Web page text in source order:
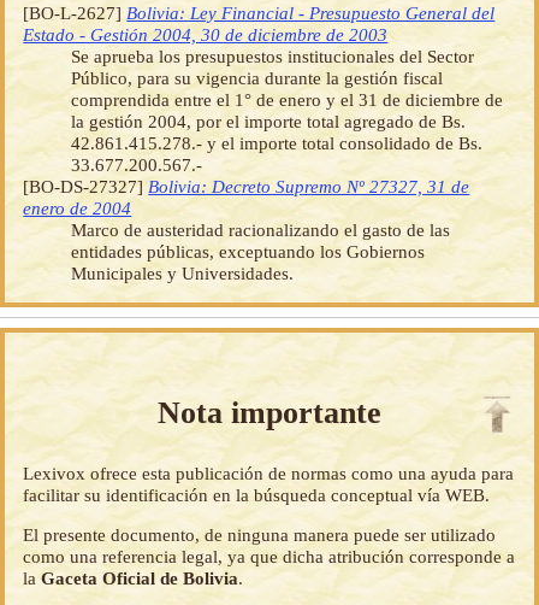
[BO-L-2627] Bolivia: Ley Financial - Presupuesto General del
Estado - Gestión 2004, 30 de diciembre de 2003
Se aprueba los presupuestos institucionales del Sector
Público, para su vigencia durante la gestión fiscal
comprendida entre el 1° de enero y el 31 de diciembre de
la gestión 2004, por el importe total agregado de Bs.
42.861.415.278.- y el importe total consolidado de Bs.
33.677.200.567.-
[BO-DS-27327] Bolivia: Decreto Supremo Nº 27327, 31 de
enero de 2004
Marco de austeridad racionalizando el gasto de las
entidades públicas, exceptuando los Gobiernos
Municipales y Universidades.
Nota importante
Lexivox ofrece esta publicación de normas como una ayuda para
facilitar su identificación en la búsqueda conceptual vía WEB.
El presente documento, de ninguna manera puede ser utilizado
como una referencia legal, ya que dicha atribución corresponde a
laGaceta Oficial de Bolivia.